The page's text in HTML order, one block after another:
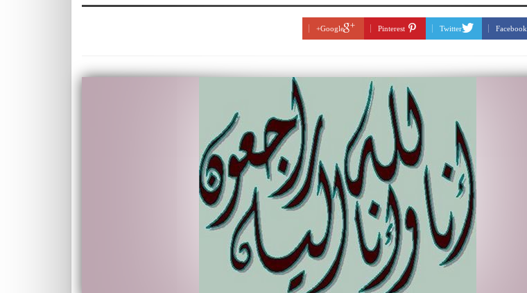
Facebook
Twitter
Pinterest
Google+